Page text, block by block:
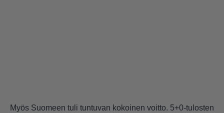
Myös Suomeen tuli tuntuvan kokoinen voitto. 5+0-tulosten